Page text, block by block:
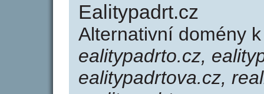
Ealitypadrt.cz
Alternativní domény
ealitypadrto.cz,
ealitypadrtova.cz,